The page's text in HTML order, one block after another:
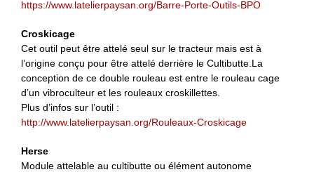
https://www.latelierpaysan.org/Barre-Porte-Outils-BPO
Croskicage
Cet outil peut être attelé seul sur le tracteur mais est à
l’origine conçu pour être attelé derrière le Cultibutte.La
conception de ce double rouleau est entre le rouleau cage
d’un vibroculteur et les rouleaux croskillettes.
Plus d’infos sur l’outil :
http://www.latelierpaysan.org/Rouleaux-Croskicage
Herse
Module attelable au cultibutte ou élément autonome